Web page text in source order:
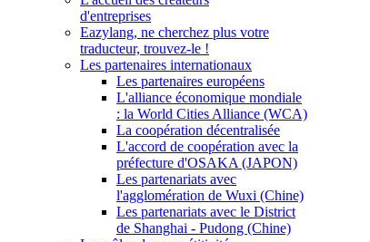
d'entreprises
Eazylang, ne cherchez plus votre
traducteur, trouvez-le !
Les partenaires internationaux
Les partenaires européens
L'alliance économique mondiale
: la World Cities Alliance (WCA)
La coopération décentralisée
L'accord de coopération avec la
préfecture d'OSAKA (JAPON)
Les partenariats avec
l'agglomération de Wuxi (Chine)
Les partenariats avec le District
de Shanghai - Pudong (Chine)